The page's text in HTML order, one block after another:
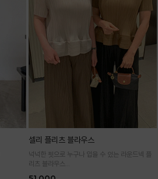
셀리 플리츠 블라우스
넉넉한 핏으로 누구나 입을 수 있는 라운드넥 플
리츠 블라우스